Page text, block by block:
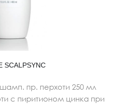
SCALPSYNC
шамп. пр. перхоти 250 мл
с пиритионом цинка при